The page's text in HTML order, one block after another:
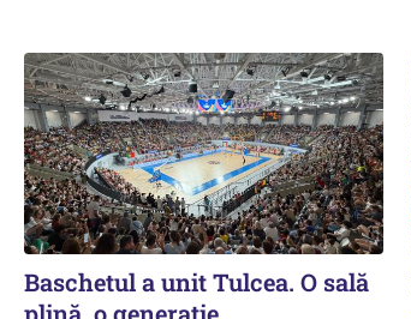
Baschetul a unit Tulcea. O sală